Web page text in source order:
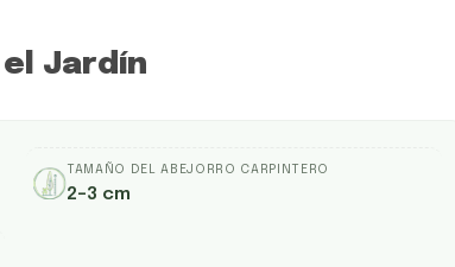
el Jardín
TAMAÑO DEL ABEJORRO CARPINTERO
2–3 cm